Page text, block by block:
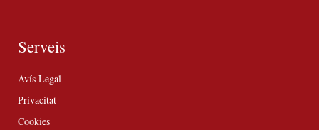
Serveis
Avís Legal
Privacitat
Cookies